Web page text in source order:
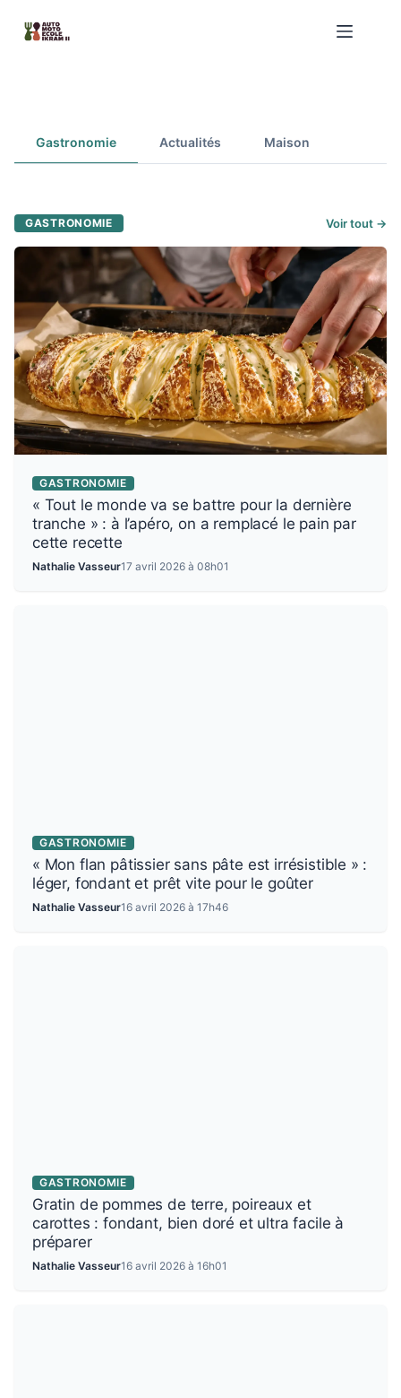
contenu
Gastronomie Actualités Maison
GASTRONOMIE Voir tout →
GASTRONOMIE
« Tout le monde va se battre pour la dernière
tranche » : à l’apéro, on a remplacé le pain par
cette recette
Nathalie Vasseur17 avril 2026 à 08h01
GASTRONOMIE
« Mon flan pâtissier sans pâte est irrésistible » :
léger, fondant et prêt vite pour le goûter
Nathalie Vasseur16 avril 2026 à 17h46
GASTRONOMIE
Gratin de pommes de terre, poireaux et
carottes : fondant, bien doré et ultra facile à
préparer
Nathalie Vasseur16 avril 2026 à 16h01